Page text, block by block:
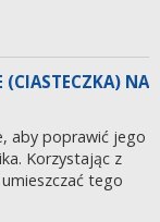
(CIASTECZKA) NA
aby poprawić jego
Korzystając z
tego